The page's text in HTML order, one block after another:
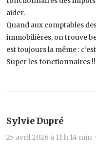
aider.
Quand aux comptables
immobilières, on trouve
est toujours la même :
Super les fonctionnaires
Sylvie Dupré
25 avril 2026 à 11 h 14 min ·